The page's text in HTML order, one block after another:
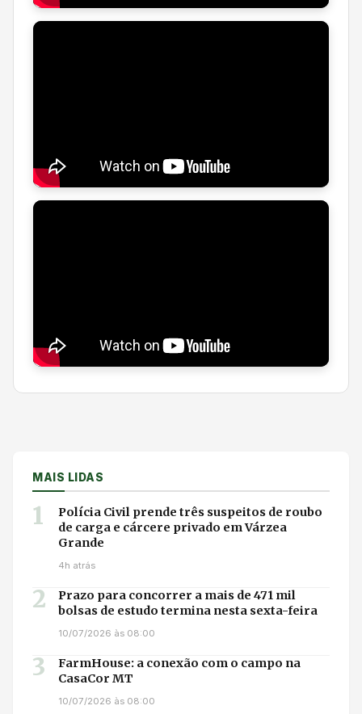
MAIS LIDAS
1
Polícia Civil prende três suspeitos de roubo
de carga e cárcere privado em Várzea
Grande
4h atrás
2
Prazo para concorrer a mais de 471 mil
bolsas de estudo termina nesta sexta-feira
10/07/2026 às 08:00
3
FarmHouse: a conexão com o campo na
CasaCor MT
10/07/2026 às 08:00